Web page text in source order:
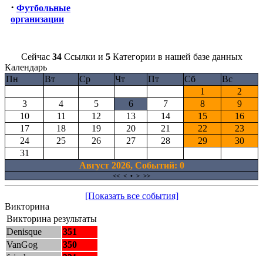
· Футбольные
организации
Сейчас 34Ссылки и 5Категории в нашей базе данных
Календарь
Пн
Вт Ср Чт Пт Сб
Вс
1
2
3
4 5 6 7 8
9
10
11 12 13 14 15
16
17
18 19 20 21 22
23
24
25 26 27 28 29
30
31
Август 2026, Cобытий: 0
<< < • > >>
[Показать все события]
Викторина
Викторина результаты
Denisque
351
VanGog
350